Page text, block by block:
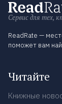
Сервис для тех,
ReadRate —
поможет вам
Читайте
Книжные